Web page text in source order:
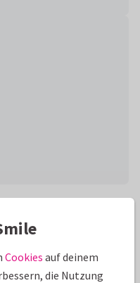
Cookies auf deinem
die Nutzung